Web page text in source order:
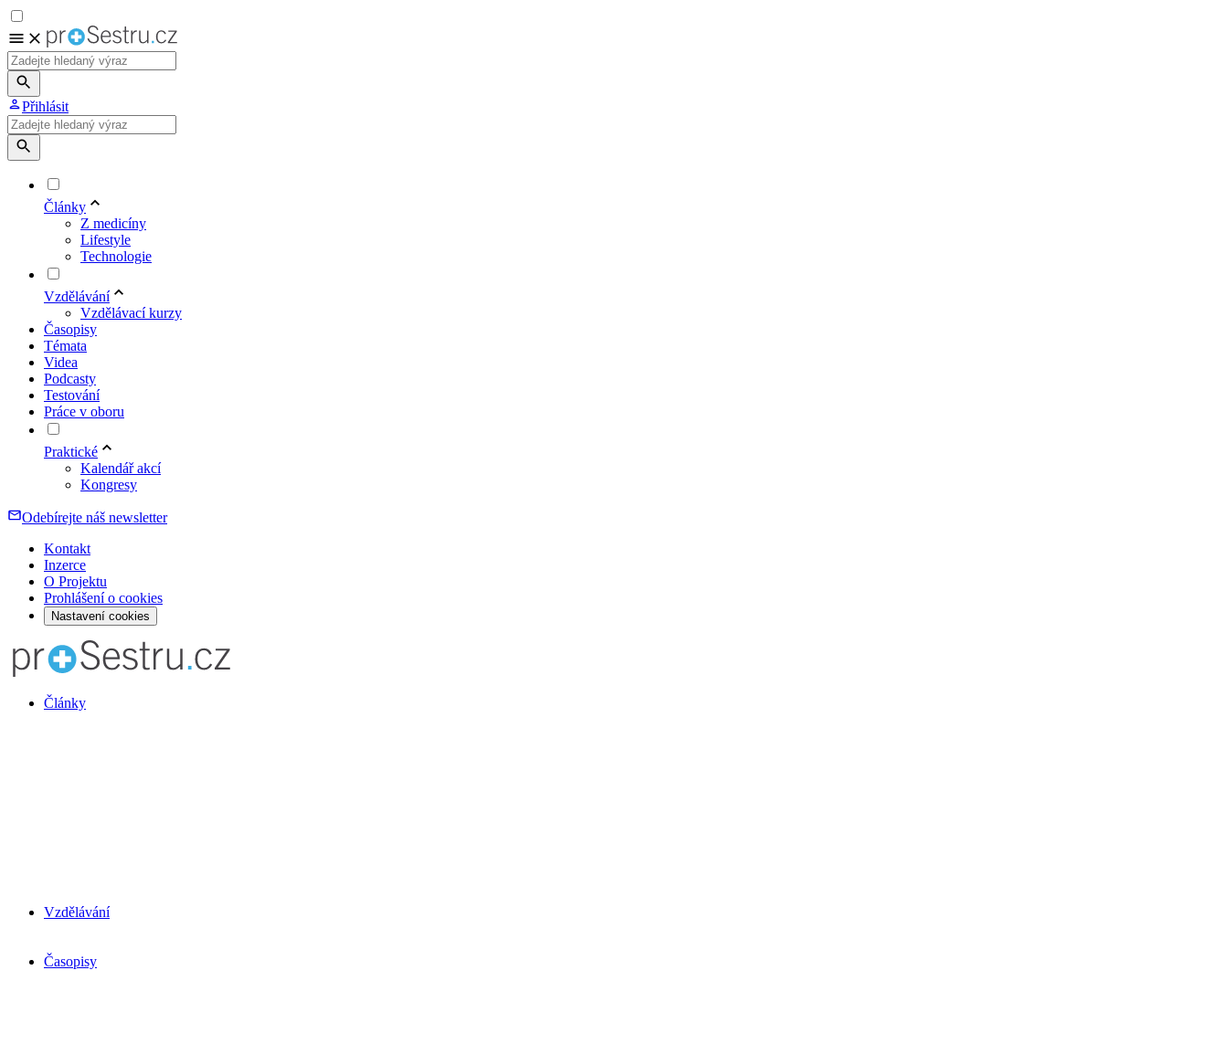
Přihlásit
Články
Z medicíny
Lifestyle
Technologie
Vzdělávání
Vzdělávací kurzy
Časopisy
Témata
Videa
Podcasty
Testování
Práce v oboru
Praktické
Kalendář akcí
Kongresy
Odebírejte náš newsletter
Kontakt
Inzerce
O Projektu
Prohlášení o cookies
Nastavení cookies
Články
Vzdělávání
Časopisy